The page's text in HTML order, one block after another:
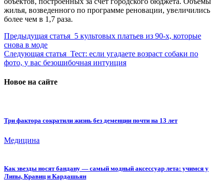
жилья, возведенного по программе реновации, увеличились
более чем в 1,7 раза.
Предыдущая статья 5 культовых платьев из 90-х, которые
снова в моде
Следующая статья Тест: если угадаете возраст собаки по
фото, у вас безошибочная интуиция
Новое на сайте
Три фактора сократили жизнь без деменции почти на 13 лет
Медицина
Как звезды носят бандану — самый модный аксессуар лета: учимся у
Липы, Кравиц и Кардашьян